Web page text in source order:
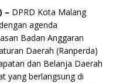
– DPRD Kota Malang
agenda
Badan Anggaran
Daerah (Ranperda)
dan Belanja Daerah
yang berlangsung di